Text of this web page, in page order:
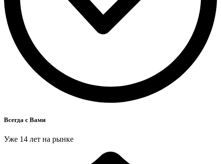
Всегда с Вами
Уже 14 лет на рынке